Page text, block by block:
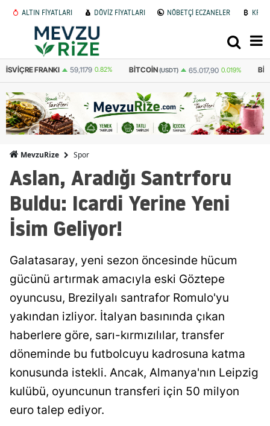
ALTIN FİYATLARI DÖVİZ FİYATLARI NÖBETÇİ ECZANELER
BITCOIN(USDT) 65.017,90 0.019% BITCOIN(TL) 3.095.440 0.021%
MevzuRize Spor
Aslan, Aradığı Santrforu
Buldu: Icardi Yerine Yeni
İsim Geliyor!
Galatasaray, yeni sezon öncesinde hücum
gücünü artırmak amacıyla eski Göztepe
oyuncusu, Brezilyalı santrafor Romulo'yu
yakından izliyor. İtalyan basınında çıkan
haberlere göre, sarı-kırmızılılar, transfer
döneminde bu futbolcuyu kadrosuna katma
konusunda istekli. Ancak, Almanya'nın Leipzig
kulübü, oyuncunun transferi için 50 milyon
euro talep ediyor.